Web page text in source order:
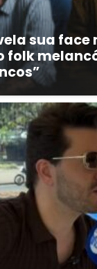
sua face
folk